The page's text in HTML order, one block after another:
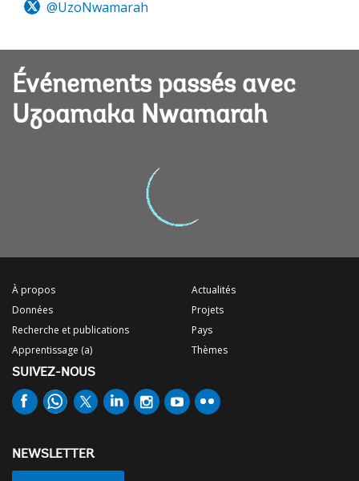
@UzoNwamarah
Événements passés avec
Uzoamaka Nwamarah
À propos
Données
Recherche et publications
Apprentissage (a)
Actualités
Projets
Pays
Thèmes
SUIVEZ-NOUS
NEWSLETTER